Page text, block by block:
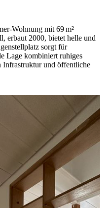
Wohnung mit 69 m²
erbaut 2000, bietet helle und
sorgt für
Lage kombiniert ruhiges
Infrastruktur und öffentliche